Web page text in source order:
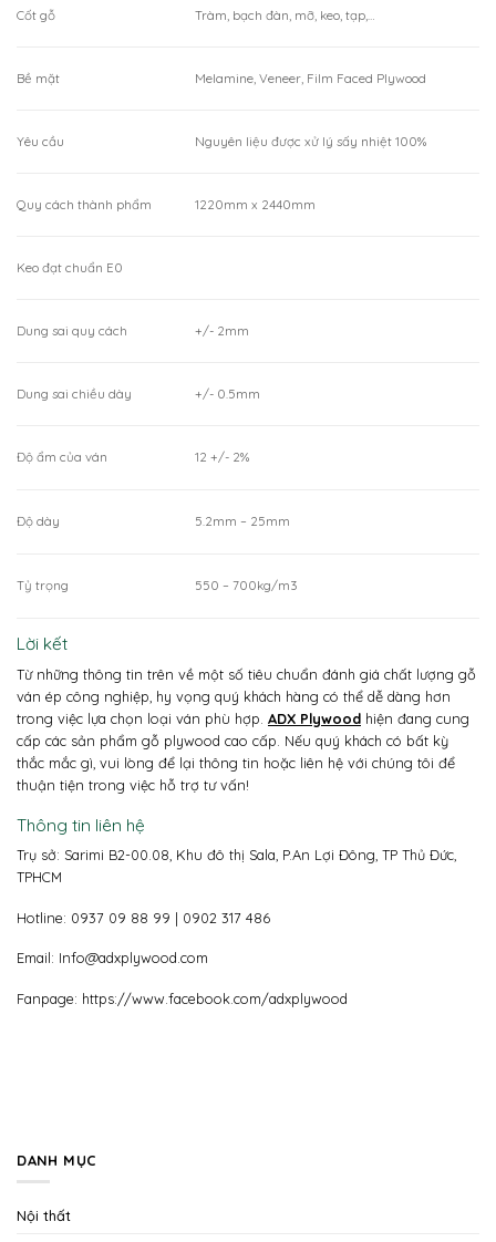
Cốt gỗ Tràm, bạch đàn, mỡ, keo, tạp,…
Bề mặt Melamine, Veneer, Film Faced Plywood
Yêu cầu Nguyên liệu được xử lý sấy nhiệt 100%
Quy cách thành phẩm 1220mm x 2440mm
Keo đạt chuẩn E0
Dung sai quy cách +/- 2mm
Dung sai chiều dày +/- 0.5mm
Độ ẩm của ván 12 +/- 2%
Độ dày 5.2mm – 25mm
Tỷ trọng 550 – 700kg/m3
Lời kết
Từ những thông tin trên về một số tiêu chuẩn đánh giá chất lượng gỗ
ván ép công nghiệp, hy vọng quý khách hàng có thể dễ dàng hơn
trong việc lựa chọn loại ván phù hợp. ADX Plywood hiện đang cung
cấp các sản phẩm gỗ plywood cao cấp. Nếu quý khách có bất kỳ
thắc mắc gì, vui lòng để lại thông tin hoặc liên hệ với chúng tôi để
thuận tiện trong việc hỗ trợ tư vấn!
Thông tin liên hệ
Trụ sở: Sarimi B2-00.08, Khu đô thị Sala, P.An Lợi Đông, TP Thủ Đức,
TPHCM
Hotline: 0937 09 88 99 | 0902 317 486
Email: Info@adxplywood.com
Fanpage: https://www.facebook.com/adxplywood
DANH MỤC
Nội thất